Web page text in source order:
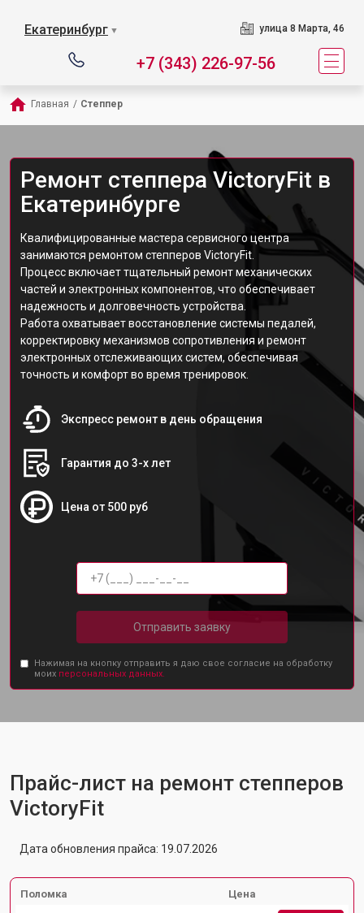
Екатеринбург ▼ улица 8 Марта, 46
+7 (343) 226-97-56
Главная / Степпер
Ремонт степпера VictoryFit в
Екатеринбурге
Квалифицированные мастера сервисного центра
занимаются ремонтом степперов VictoryFit.
Процесс включает тщательный ремонт механических
частей и электронных компонентов, что обеспечивает
надежность и долговечность устройства.
Работа охватывает восстановление системы педалей,
корректировку механизмов сопротивления и ремонт
электронных отслеживающих систем, обеспечивая
точность и комфорт во время тренировок.
Экспресс ремонт в день обращения
Гарантия до 3-х лет
Цена от 500 руб
Отправить заявку
Нажимая на кнопку отправить я даю свое согласие на обработку
моих персональных данных.
Прайс-лист на ремонт степперов
VictoryFit
Дата обновления прайса: 19.07.2026
Поломка Цена